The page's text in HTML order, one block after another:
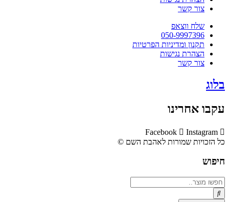
צור קשר
שלח ווצאפ
050-9997396
תקנון ומדיניות הפרטיות
הצהרת נגישות
צור קשר
בלוג
עקבו אחרינו
Facebook
Instagram
כל הזכויות שמורות לאהבת השם ©​
חיפוש
Search
...